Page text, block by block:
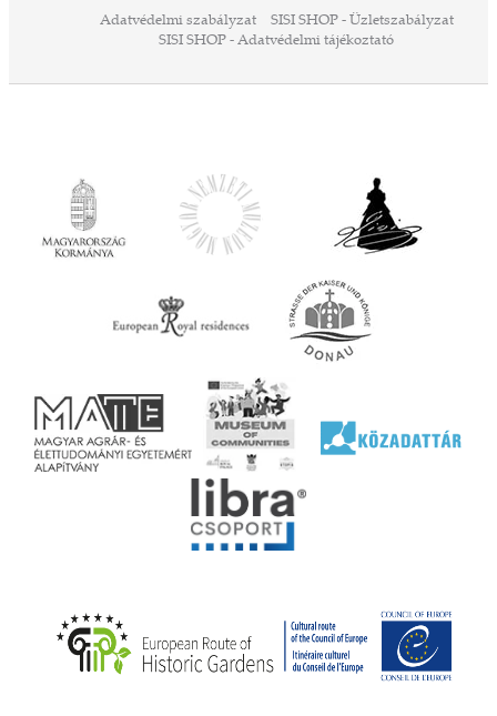
Adatvédelmi szabályzat
SISI SHOP - Üzletszabályzat
SISI SHOP - Adatvédelmi tájékoztató